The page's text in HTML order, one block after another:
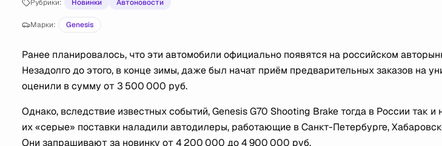
Рубрики: Новинки Автоновости
Марки: Genesis
Ранее планировалось, что эти автомобили официально появятся на российском
Незадолго до этого, в конце зимы, даже был начат приём предварительных заказов на
оценили в сумму от 3 500 000 руб.
Однако, вследствие известных событий, Genesis G70 Shooting Brake тогда в России так и
их «серые» поставки наладили автодилеры, работающие в Санкт-Петербурге,
Они запрашивают за новинку от 4 200 000 до 4 900 000 руб.